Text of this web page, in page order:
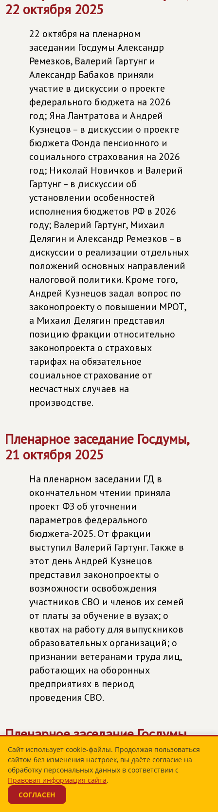
22 октября 2025
22 октября на пленарном
заседании Госдумы Александр
Ремезков, Валерий Гартунг и
Александр Бабаков приняли
участие в дискуссии о проекте
федерального бюджета на 2026
год; Яна Лантратова и Андрей
Кузнецов – в дискуссии о проекте
бюджета Фонда пенсионного и
социального страхования на 2026
год; Николай Новичков и Валерий
Гартунг – в дискуссии об
установлении особенностей
исполнения бюджетов РФ в 2026
году; Валерий Гартунг, Михаил
Делягин и Александр Ремезков – в
дискуссии о реализации отдельных
положений основных направлений
налоговой политики. Кроме того,
Андрей Кузнецов задал вопрос по
законопроекту о повышении МРОТ,
а Михаил Делягин представил
позицию фракции относительно
законопроекта о страховых
тарифах на обязательное
социальное страхование от
несчастных случаев на
производстве.
Пленарное заседание Госдумы,
21 октября 2025
На пленарном заседании ГД в
окончательном чтении приняла
проект ФЗ об уточнении
параметров федерального
бюджета-2025. От фракции
выступил Валерий Гартунг. Также в
этот день Андрей Кузнецов
представил законопроекты о
возможности освобождения
участников СВО и членов их семей
от платы за обучение в вузах; о
квотах на работу для выпускников
образовательных организаций; о
признании ветеранами труда лиц,
работающих на оборонных
предприятиях в период
проведения СВО.
Пленарное заседание Госдумы,
16 октября 2025
На пленарном заседании Федот
Тумусов представил законопроект
об установлении дополнительных
Сайт использует cookie-файлы. Продолжая пользоваться
сайтом без изменения настроек, вы даёте согласие на
обработку персональных данных в соответствии с
Правовая информация сайта.
СОГЛАСЕН